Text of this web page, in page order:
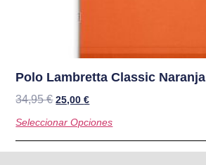
Polo Lambretta Classic Naranja
34,95€ 25,00€
Seleccionar Opciones